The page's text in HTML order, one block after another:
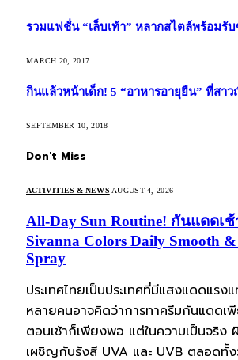
รวมแฟชั่น “เล็บเท้า” หลากสไตล์พร้อมรับ
MARCH 20, 2017
กินแล้วหน้าเด็ก! 5 “อาหารอายุยืน” ที่สา
SEPTEMBER 10, 2018
Don't Miss
ACTIVITIES & NEWS AUGUST 4, 2026
All-Day Sun Routine! กันแดดเ
Sivanna Colors Daily Smooth
Spray
ประเทศไทยเป็นประเทศที่มีแสงแดดแร
หลายคนอาจคิดว่าการทาครีมกันแดดเ
ตอนเช้าก็เพียงพอ แต่ในความเป็นจริง
เผชิญกับรังสี UVA และ UVB ตลอดทั้ง